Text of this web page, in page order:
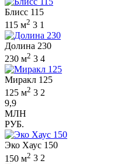
Блисс 115
115 м2 3 1
Долина 230
230 м2 3 4
Миракл 125
125 м2 3 2
9,9
МЛН
РУБ.
Эко Хаус 150
150 м2 3 2